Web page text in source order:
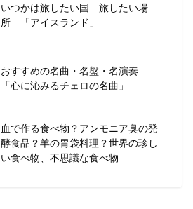
いつかは旅したい国 旅したい場
所 「アイスランド」
おすすめの名曲・名盤・名演奏
「心に沁みるチェロの名曲」
血で作る食べ物？アンモニア臭の発
酵食品？羊の胃袋料理？世界の珍し
い食べ物、不思議な食べ物